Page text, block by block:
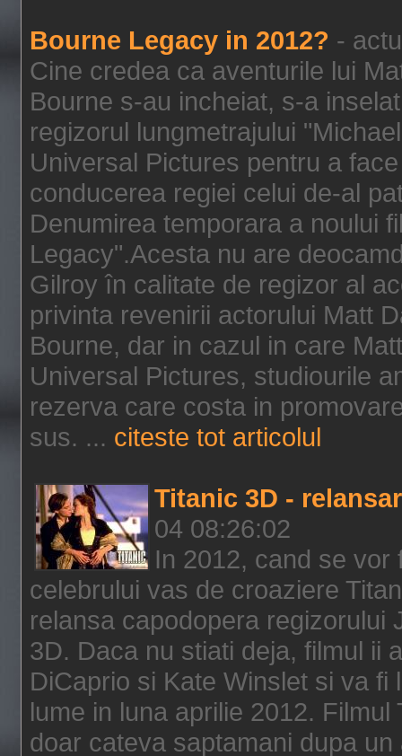
Bourne Legacy in 2012? -
Cine credea ca aventurile lui
Bourne s-au incheiat, s-a
regizorul lungmetrajului
Universal Pictures pentru a
conducerea regiei celui de-al
Denumirea temporara a noului
Legacy".Acesta nu are
Gilroy în calitate de regizor al
privinta revenirii actorului Matt
Bourne, dar in cazul in care
Universal Pictures, studiourile
rezerva care costa in
sus. ... citeste tot articolul
Titanic 3D -
04 08:26:02
In 2012, cand se
celebrului vas de croaziere
relansa capodopera regizorului
3D. Daca nu stiati deja, filmul ii
DiCaprio si Kate Winslet si va
lume in luna aprilie 2012.
doar cateva saptamani dupa